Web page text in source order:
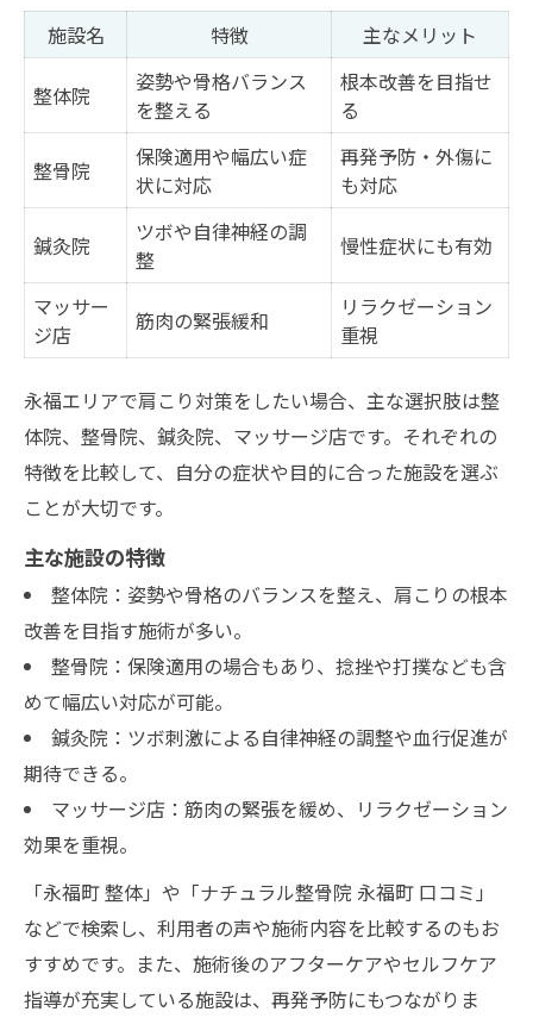
施設名 特徴 主なメリット
整体院
姿勢や骨格バランス
を整える
根本改善を目指せ
る
整骨院
保険適用や幅広い症
状に対応
再発予防・外傷に
も対応
鍼灸院
ツボや自律神経の調
整
慢性症状にも有効
マッサー
ジ店
筋肉の緊張緩和
リラクゼーション
重視
永福エリアで肩こり対策をしたい場合、主な選択肢は整
体院、整骨院、鍼灸院、マッサージ店です。それぞれの
特徴を比較して、自分の症状や目的に合った施設を選ぶ
ことが大切です。
主な施設の特徴
整体院：姿勢や骨格のバランスを整え、肩こりの根本
改善を目指す施術が多い。
整骨院：保険適用の場合もあり、捻挫や打撲なども含
めて幅広い対応が可能。
鍼灸院：ツボ刺激による自律神経の調整や血行促進が
期待できる。
マッサージ店：筋肉の緊張を緩め、リラクゼーション
効果を重視。
「永福町 整体」や「ナチュラル整骨院 永福町 口コミ」
などで検索し、利用者の声や施術内容を比較するのもお
すすめです。また、施術後のアフターケアやセルフケア
指導が充実している施設は、再発予防にもつながりま